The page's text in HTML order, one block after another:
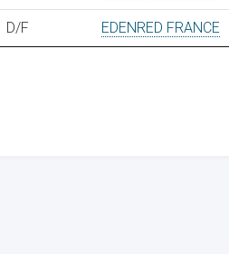
D/F EDENRED FRANCE